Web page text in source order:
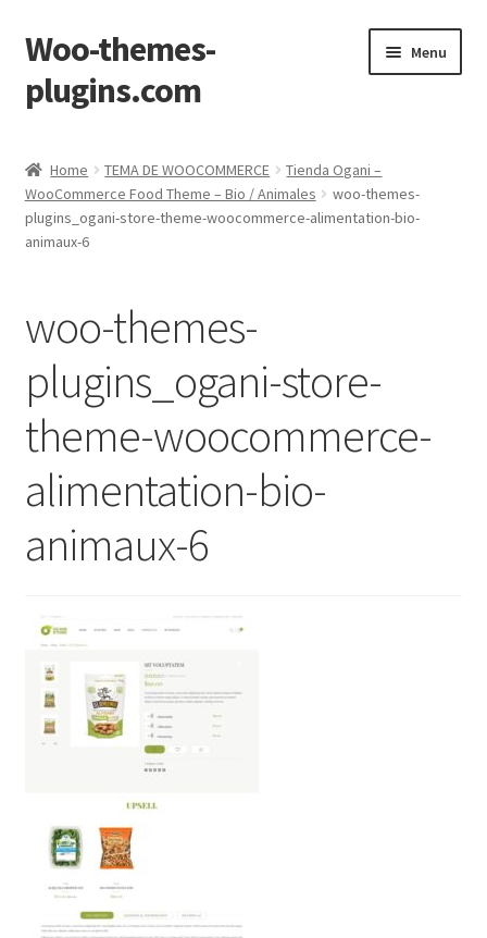
Skip
to
navigation
Skip
to
content
Woo-themes-
plugins.com
Menu
Home TEMA DE WOOCOMMERCE
Tienda Ogani –
WooCommerce Food Theme – Bio / Animales
woo-themes-
plugins_ogani-store-theme-woocommerce-alimentation-bio-
animaux-6
woo-themes-
plugins_ogani-store-
theme-woocommerce-
alimentation-bio-
animaux-6